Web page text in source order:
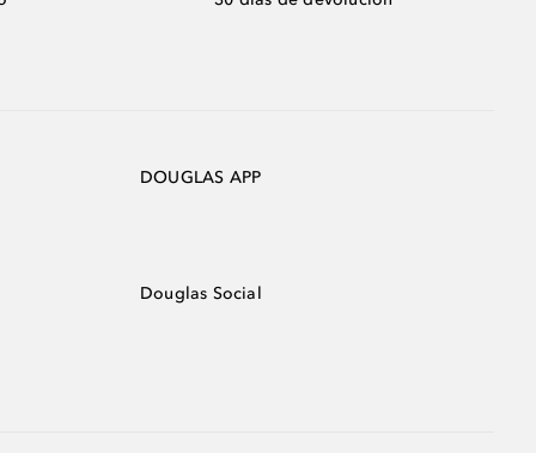
DOUGLAS APP
Douglas Social